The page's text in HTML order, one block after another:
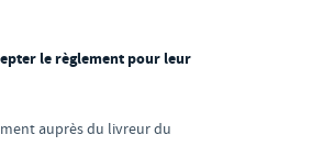
le règlement pour leur
auprès du livreur du